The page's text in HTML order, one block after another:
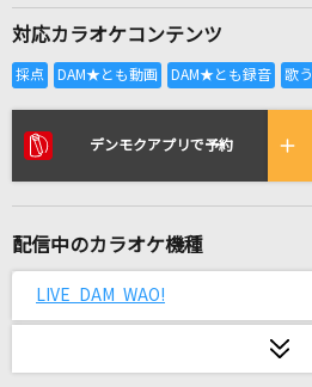
全国りれき
リアルタイムで歌われて
夏色
[生音]I LOVE YOU
対応カラオケコンテンツ
デンモクアプリで予約
配信中のカラオケ機種
LIVE DAM WAO!